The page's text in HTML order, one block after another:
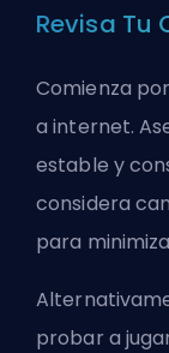
Revisa Tu
Comienza
a internet.
estable y
considera
para
probar a